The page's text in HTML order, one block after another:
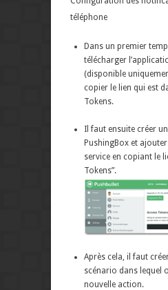
téléphone
Dans un premier
télécharger
(disponible
copier le lien qui est
Tokens.
Il faut ensuite créer
PushingBox et
service en copiant le
Tokens”.
Après cela, il faut
scénario dans lequel
nouvelle action.